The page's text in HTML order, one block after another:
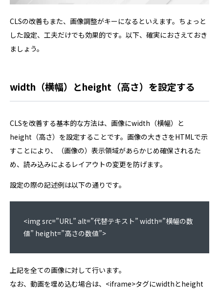
CLSの改善もまた、画像調整がキーになるといえます。ちょっと
した設定、工夫だけでも効果的です。以下、確実におさえておき
ましょう。
width（横幅）とheight（高さ）を設定する
CLSを改善する基本的な方法は、画像にwidth（横幅）と
height（高さ）を設定することです。画像の大きさをHTMLで示
すことにより、（画像の）表示領域があらかじめ確保されるた
め、読み込みによるレイアウトの変更を防げます。
設定の際の記述例は以下の通りです。
<img src=”URL” alt=”代替テキスト” width=”横幅の数
値” height=”高さの数値”>
上記を全ての画像に対して行います。
なお、動画を埋め込む場合は、<iframe>タグにwidthとheight